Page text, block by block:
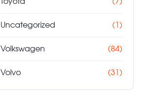
Uncategorized (1)
Volkswagen (84)
Volvo (31)